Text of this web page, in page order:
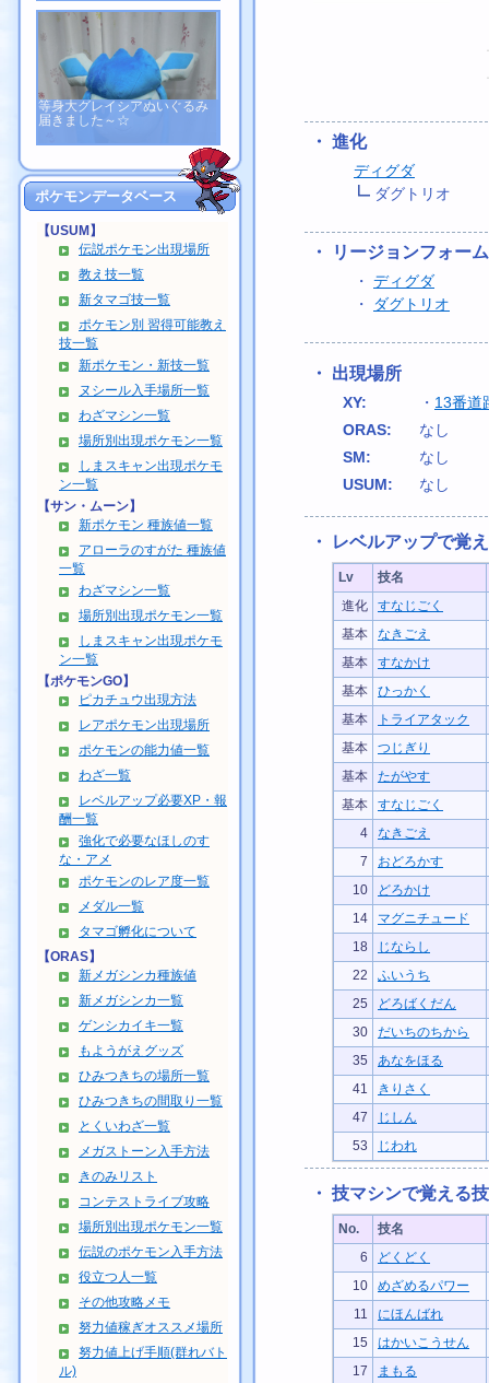
等身大グレイシアぬいぐるみ
届きました～☆
ポケモンデータベース
【USUM】
伝説ポケモン出現場所
教え技一覧
新タマゴ技一覧
ポケモン別 習得可能教え
技一覧
新ポケモン・新技一覧
ヌシール入手場所一覧
わざマシン一覧
場所別出現ポケモン一覧
しまスキャン出現ポケモ
ン一覧
【サン・ムーン】
新ポケモン 種族値一覧
アローラのすがた 種族値
一覧
わざマシン一覧
場所別出現ポケモン一覧
しまスキャン出現ポケモ
ン一覧
【ポケモンGO】
ピカチュウ出現方法
レアポケモン出現場所
ポケモンの能力値一覧
わざ一覧
レベルアップ必要XP・報
酬一覧
強化で必要なほしのす
な・アメ
ポケモンのレア度一覧
メダル一覧
タマゴ孵化について
【ORAS】
新メガシンカ種族値
新メガシンカ一覧
ゲンシカイキ一覧
もようがえグッズ
ひみつきちの場所一覧
ひみつきちの間取り一覧
とくいわざ一覧
メガストーン入手方法
きのみリスト
コンテストライブ攻略
場所別出現ポケモン一覧
伝説のポケモン入手方法
役立つ人一覧
その他攻略メモ
努力値稼ぎオススメ場所
努力値上げ手順(群れバト
ル)
・ 進化
ディグダ
ダグトリオ
・ リージョンフォーム
・ ディグダ
・
ダグトリオ
・ 出現場所
XY: ・ 13番道
ORAS:
なし
SM:
なし
USUM:
なし
・ レベルアップで覚
Lv
技名
進化
すなじごく
基本
なきごえ
基本
すなかけ
基本
ひっかく
基本
トライアタック
基本
つじぎり
基本
たがやす
基本
すなじごく
4
なきごえ
7
おどろかす
10
どろかけ
14
マグニチュード
18
じならし
22
ふいうち
25
どろばくだん
30
だいちのちから
35
あなをほる
41
きりさく
47
じしん
53
じわれ
・ 技マシンで覚える技
No.
技名
6
どくどく
10
めざめるパワー
11
にほんばれ
15
はかいこうせん
17
まもる